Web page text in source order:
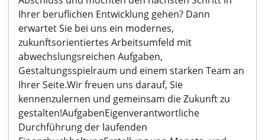
Ihrer beruflichen Entwicklung gehen? Dann
erwartet Sie bei uns ein modernes,
zukunftsorientiertes Arbeitsumfeld mit
abwechslungsreichen Aufgaben,
Gestaltungsspielraum und einem starken Team an
Ihrer Seite.Wir freuen uns darauf, Sie
kennenzulernen und gemeinsam die Zukunft zu
gestalten!AufgabenEigenverantwortliche
Durchführung der laufenden